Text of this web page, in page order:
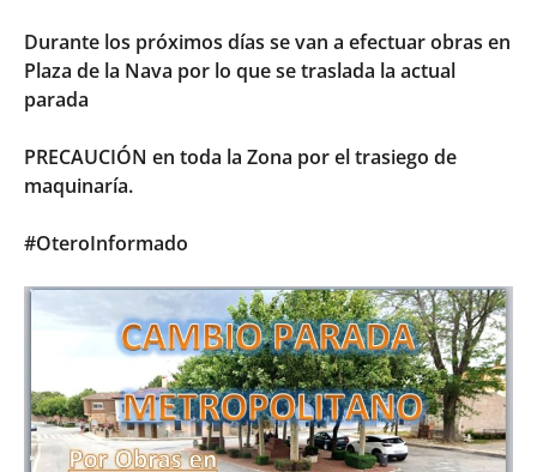
Durante los próximos días se van a efectuar obras en
Plaza de la Nava por lo que se traslada la actual
parada
PRECAUCIÓN en toda la Zona por el trasiego de
maquinaría.
#OteroInformado